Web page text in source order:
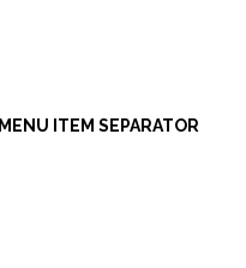
MENU ITEM SEPARATOR